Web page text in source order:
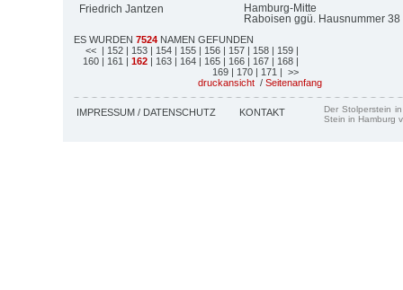
Friedrich Jantzen
Hamburg-Mitte
Raboisen ggü. Hausnummer 38
ES WURDEN 7524 NAMEN GEFUNDEN
<< | 152 | 153 | 154 | 155 | 156 | 157 | 158 | 159 |
160 | 161 | 162 | 163 | 164 | 165 | 166 | 167 | 168 |
169 | 170 | 171 | >>
druckansicht / Seitenanfang
IMPRESSUM / DATENSCHUTZ KONTAKT
Der Stolperstein
Stein in Hamburg